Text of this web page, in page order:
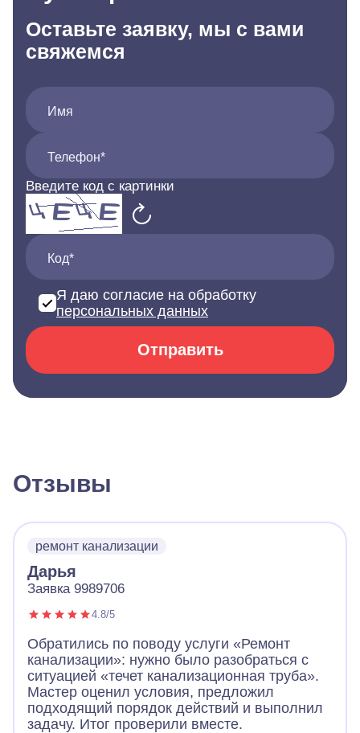
Оставьте заявку, мы с вами
свяжемся
Имя
Телефон*
Введите код с картинки
Код*
Я даю согласие на обработку
персональных данных
Отправить
Отзывы
ремонт канализации
Дарья
Заявка 9989706
4.8/5
Обратились по поводу услуги «Ремонт
канализации»: нужно было разобраться с
ситуацией «течет канализационная труба».
Мастер оценил условия, предложил
подходящий порядок действий и выполнил
задачу. Итог проверили вместе.